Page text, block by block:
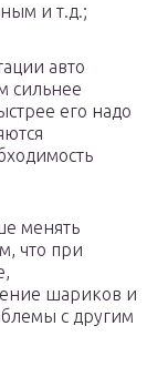
и т.д.;
авто
сильнее
его надо
менять
что при
шариков и
с другим